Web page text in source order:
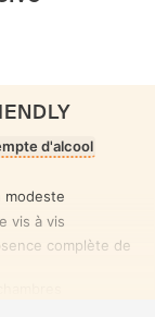
d'alcool
modeste
vis à vis
complète de